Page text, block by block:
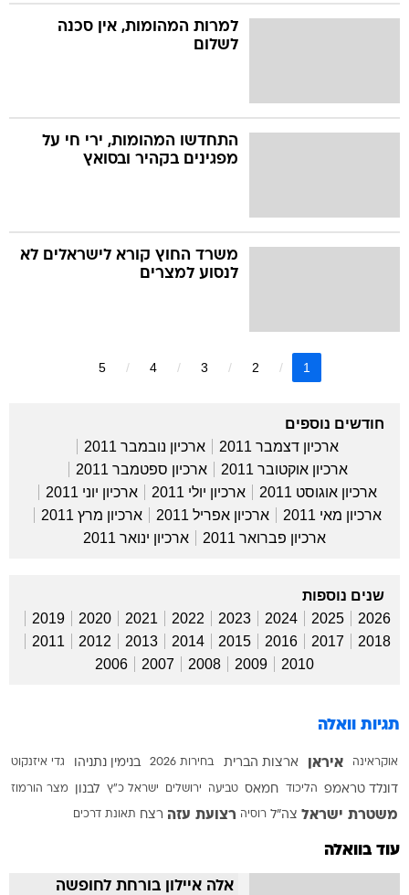
למרות המהומות, אין סכנה
לשלום
התחדשו המהומות, ירי חי על
מפגינים בקהיר ובסואץ
משרד החוץ קורא לישראלים לא
לנסוע למצרים
1
2
3
4
5
חודשים נוספים
ארכיון דצמבר 2011
ארכיון נובמבר 2011
ארכיון אוקטובר 2011
ארכיון ספטמבר 2011
ארכיון אוגוסט 2011
ארכיון יולי 2011
ארכיון יוני 2011
ארכיון מאי 2011
ארכיון אפריל 2011
ארכיון מרץ 2011
ארכיון פברואר 2011
ארכיון ינואר 2011
שנים נוספות
2026
2025
2024
2023
2022
2021
2020
2019
2018
2017
2016
2015
2014
2013
2012
2011
2010
2009
2008
2007
2006
תגיות וואלה
אוקראינה איראן ארצות הברית בחירות 2026 בנימין נתניהו גדי איזנקוט
דונלד טראמפ הליכוד חמאס טביעה ירושלים ישראל כ"ץ לבנון מצר הורמוז
משטרת ישראל צה"ל רוסיה רצועת עזה רצח תאונת דרכים
עוד בוואלה
אלה איילון בורחת לחופשה